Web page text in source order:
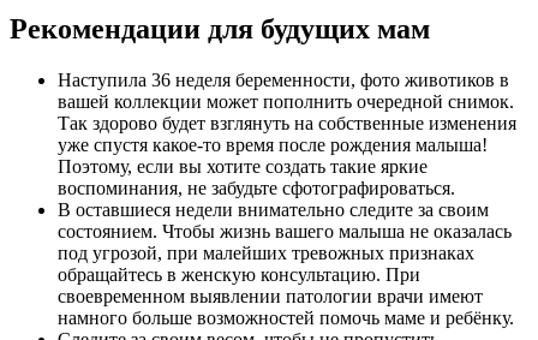
Рекомендации для будущих мам
Наступила 36 неделя беременности, фото животиков в
вашей коллекции может пополнить очередной снимок.
Так здорово будет взглянуть на собственные изменения
уже спустя какое-то время после рождения малыша!
Поэтому, если вы хотите создать такие яркие
воспоминания, не забудьте сфотографироваться.
В оставшиеся недели внимательно следите за своим
состоянием. Чтобы жизнь вашего малыша не оказалась
под угрозой, при малейших тревожных признаках
обращайтесь в женскую консультацию. При
своевременном выявлении патологии врачи имеют
намного больше возможностей помочь маме и ребёнку.